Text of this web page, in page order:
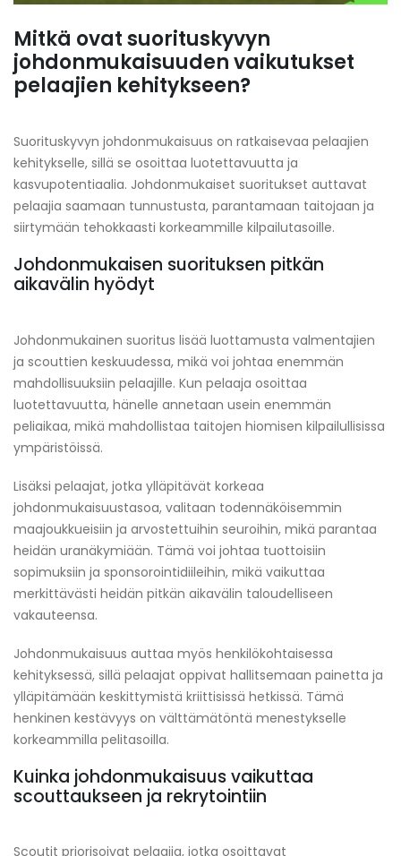
Mitkä ovat suorituskyvyn
johdonmukaisuuden vaikutukset
pelaajien kehitykseen?
Suorituskyvyn johdonmukaisuus on ratkaisevaa pelaajien
kehitykselle, sillä se osoittaa luotettavuutta ja
kasvupotentiaalia. Johdonmukaiset suoritukset auttavat
pelaajia saamaan tunnustusta, parantamaan taitojaan ja
siirtymään tehokkaasti korkeammille kilpailutasoille.
Johdonmukaisen suorituksen pitkän
aikavälin hyödyt
Johdonmukainen suoritus lisää luottamusta valmentajien
ja scouttien keskuudessa, mikä voi johtaa enemmän
mahdollisuuksiin pelaajille. Kun pelaaja osoittaa
luotettavuutta, hänelle annetaan usein enemmän
peliaikaa, mikä mahdollistaa taitojen hiomisen kilpailullisissa
ympäristöissä.
Lisäksi pelaajat, jotka ylläpitävät korkeaa
johdonmukaisuustasoa, valitaan todennäköisemmin
maajoukkueisiin ja arvostettuihin seuroihin, mikä parantaa
heidän uranäkymiään. Tämä voi johtaa tuottoisiin
sopimuksiin ja sponsorointidiileihin, mikä vaikuttaa
merkittävästi heidän pitkän aikavälin taloudelliseen
vakauteensa.
Johdonmukaisuus auttaa myös henkilökohtaisessa
kehityksessä, sillä pelaajat oppivat hallitsemaan painetta ja
ylläpitämään keskittymistä kriittisissä hetkissä. Tämä
henkinen kestävyys on välttämätöntä menestykselle
korkeammilla pelitasoilla.
Kuinka johdonmukaisuus vaikuttaa
scouttaukseen ja rekrytointiin
Scoutit priorisoivat pelaajia, jotka osoittavat